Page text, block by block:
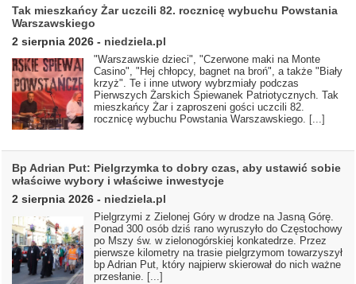
Tak mieszkańcy Żar uczcili 82. rocznicę wybuchu Powstania
Warszawskiego
2 sierpnia 2026 - niedziela.pl
"Warszawskie dzieci", "Czerwone maki na Monte
Casino", "Hej chłopcy, bagnet na broń", a także "Biały
krzyż". Te i inne utwory wybrzmiały podczas
Pierwszych Żarskich Śpiewanek Patriotycznych. Tak
mieszkańcy Żar i zaproszeni gości uczcili 82.
rocznicę wybuchu Powstania Warszawskiego. [...]
Bp Adrian Put: Pielgrzymka to dobry czas, aby ustawić sobie
właściwe wybory i właściwe inwestycje
2 sierpnia 2026 - niedziela.pl
Pielgrzymi z Zielonej Góry w drodze na Jasną Górę.
Ponad 300 osób dziś rano wyruszyło do Częstochowy
po Mszy św. w zielonogórskiej konkatedrze. Przez
pierwsze kilometry na trasie pielgrzymom towarzyszył
bp Adrian Put, który najpierw skierował do nich ważne
przesłanie. [...]